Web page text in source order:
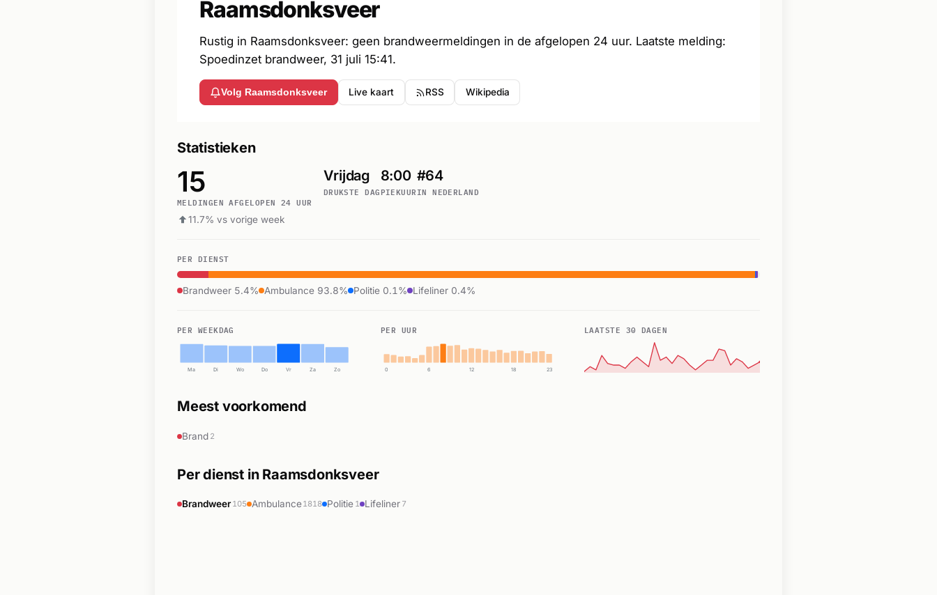
Raamsdonksveer
Rustig in Raamsdonksveer: geen brandweermeldingen in de afgelopen 24 uur. Laatste melding:
Spoedinzet brandweer, 31 juli 15:41.
Volg Raamsdonksveer Live kaart RSS Wikipedia
Statistieken
15
MELDINGEN AFGELOPEN 24 UUR
11.7% vs vorige week
Vrijdag
DRUKSTE DAG
8:00
PIEKUUR
#64
IN NEDERLAND
PER DIENST
Brandweer 5.4% Ambulance 93.8% Politie 0.1% Lifeliner 0.4%
PER WEEKDAG
Ma Di Wo Do Vr Za Zo
PER UUR
0 6 12 18 23
LAATSTE 30 DAGEN
Meest voorkomend
Brand 2
Per dienst in Raamsdonksveer
Brandweer 105 Ambulance1818 Politie 1 Lifeliner 7